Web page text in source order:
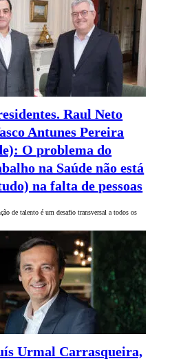
Raul Neto
Antunes Pereira
O problema do
na Saúde não está
na falta de pessoas
de talento é um desafio transversal a todos os
Urmal Carrasqueira,